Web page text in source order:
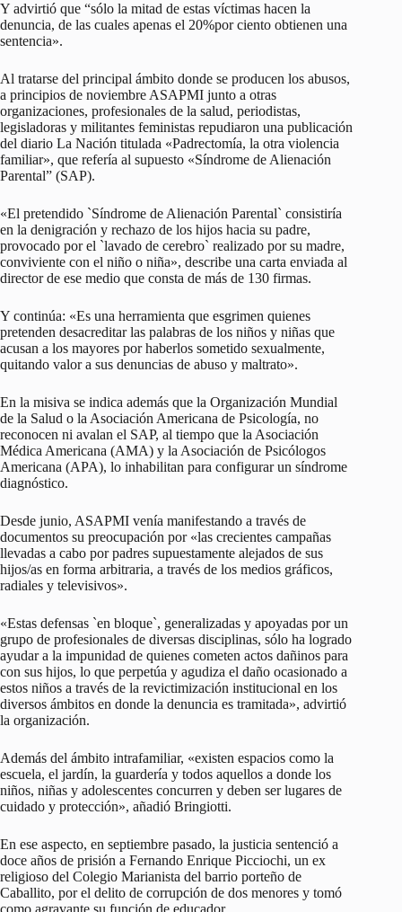
Y advirtió que “sólo la mitad de estas víctimas hacen la
denuncia, de las cuales apenas el 20%por ciento obtienen una
sentencia».
Al tratarse del principal ámbito donde se producen los abusos,
a principios de noviembre ASAPMI junto a otras
organizaciones, profesionales de la salud, periodistas,
legisladoras y militantes feministas repudiaron una publicación
del diario La Nación titulada «Padrectomía, la otra violencia
familiar», que refería al supuesto «Síndrome de Alienación
Parental” (SAP).
«El pretendido `Síndrome de Alienación Parental` consistiría
en la denigración y rechazo de los hijos hacia su padre,
provocado por el `lavado de cerebro` realizado por su madre,
conviviente con el niño o niña», describe una carta enviada al
director de ese medio que consta de más de 130 firmas.
Y continúa: «Es una herramienta que esgrimen quienes
pretenden desacreditar las palabras de los niños y niñas que
acusan a los mayores por haberlos sometido sexualmente,
quitando valor a sus denuncias de abuso y maltrato».
En la misiva se indica además que la Organización Mundial
de la Salud o la Asociación Americana de Psicología, no
reconocen ni avalan el SAP, al tiempo que la Asociación
Médica Americana (AMA) y la Asociación de Psicólogos
Americana (APA), lo inhabilitan para configurar un síndrome
diagnóstico.
Desde junio, ASAPMI venía manifestando a través de
documentos su preocupación por «las crecientes campañas
llevadas a cabo por padres supuestamente alejados de sus
hijos/as en forma arbitraria, a través de los medios gráficos,
radiales y televisivos».
«Estas defensas `en bloque`, generalizadas y apoyadas por un
grupo de profesionales de diversas disciplinas, sólo ha logrado
ayudar a la impunidad de quienes cometen actos dañinos para
con sus hijos, lo que perpetúa y agudiza el daño ocasionado a
estos niños a través de la revictimización institucional en los
diversos ámbitos en donde la denuncia es tramitada», advirtió
la organización.
Además del ámbito intrafamiliar, «existen espacios como la
escuela, el jardín, la guardería y todos aquellos a donde los
niños, niñas y adolescentes concurren y deben ser lugares de
cuidado y protección», añadió Bringiotti.
En ese aspecto, en septiembre pasado, la justicia sentenció a
doce años de prisión a Fernando Enrique Picciochi, un ex
religioso del Colegio Marianista del barrio porteño de
Caballito, por el delito de corrupción de dos menores y tomó